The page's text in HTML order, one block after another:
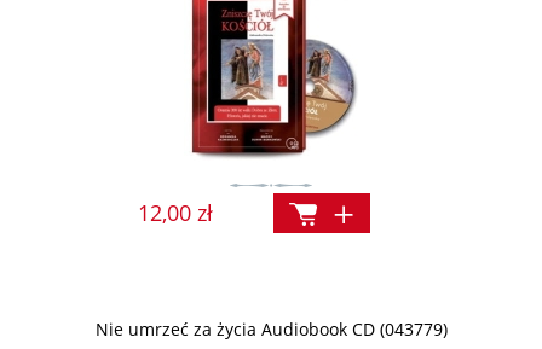
12,00 zł
Nie umrzeć za życia Audiobook CD (043779)